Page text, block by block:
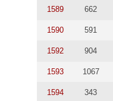
1589 662
1590 591
1592 904
1593 1067
1594 343